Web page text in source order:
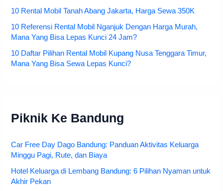
10 Rental Mobil Tanah Abang Jakarta, Harga Sewa 350K
10 Referensi Rental Mobil Nganjuk Dengan Harga Murah,
Mana Yang Bisa Lepas Kunci 24 Jam?
10 Daftar Pilihan Rental Mobil Kupang Nusa Tenggara Timur,
Mana Yang Bisa Sewa Lepas Kunci?
Piknik Ke Bandung
Car Free Day Dago Bandung: Panduan Aktivitas Keluarga
Minggu Pagi, Rute, dan Biaya
Hotel Keluarga di Lembang Bandung: 6 Pilihan Nyaman untuk
Akhir Pekan